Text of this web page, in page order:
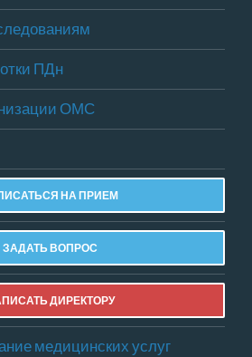
ПДн
ОМС
НА ПРИЕМ
ЗАДАТЬ ВОПРОС
ДИРЕКТОРУ
медицинских услуг